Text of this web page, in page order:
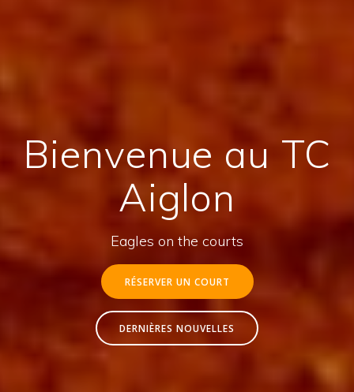
Bienvenue au TC
Aiglon
Eagles on the courts
RÉSERVER UN COURT
DERNIÈRES NOUVELLES